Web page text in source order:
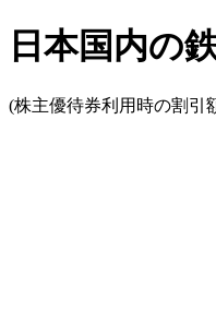
日本国内の
(株主優待券利用時の割引